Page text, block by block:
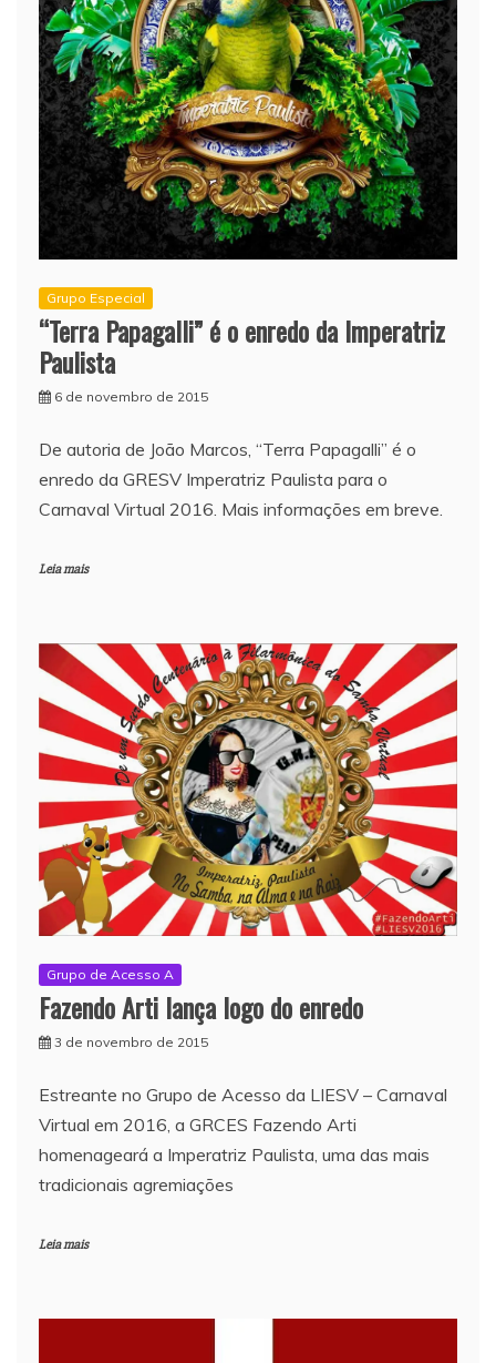
Grupo Especial
“Terra Papagalli” é o enredo da Imperatriz
Paulista
6 de novembro de 2015
De autoria de João Marcos, “Terra Papagalli” é o
enredo da GRESV Imperatriz Paulista para o
Carnaval Virtual 2016. Mais informações em breve.
Leia mais
Grupo de Acesso A
Fazendo Arti lança logo do enredo
3 de novembro de 2015
Estreante no Grupo de Acesso da LIESV – Carnaval
Virtual em 2016, a GRCES Fazendo Arti
homenageará a Imperatriz Paulista, uma das mais
tradicionais agremiações
Leia mais